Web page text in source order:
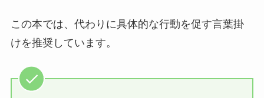
この本では、代わりに具体的な行動を促す言葉掛
けを推奨しています。